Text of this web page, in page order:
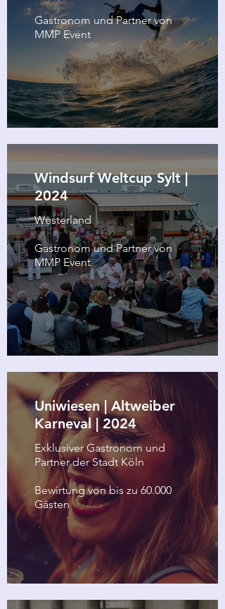
Gastronom und Partner von
MMP Event
Windsurf Weltcup Sylt |
2024
Westerland
Gastronom und Partner von
MMP Event
Uniwiesen | Altweiber
Karneval | 2024
Exklusiver Gastronom und
Partner der Stadt Köln
Bewirtung von bis zu 60.000
Gästen